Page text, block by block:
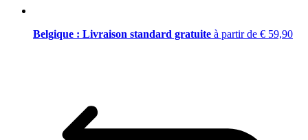
Belgique : Livraison standard gratuite à partir de € 59,90